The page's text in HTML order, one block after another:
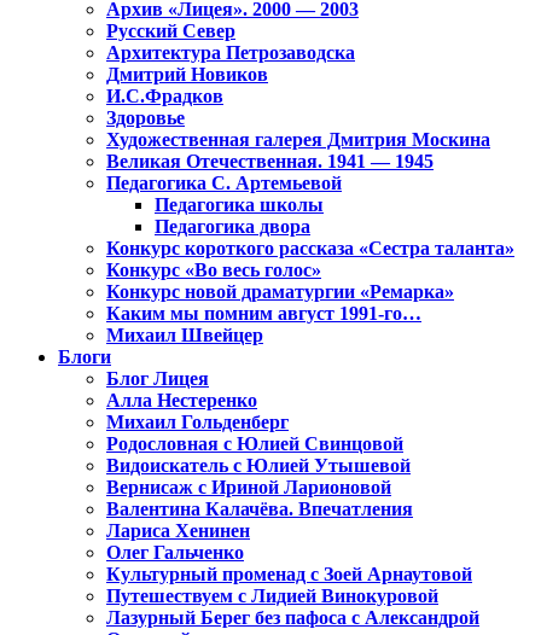
Архив «Лицея». 2000 — 2003
Русский Север
Архитектура Петрозаводска
Дмитрий Новиков
И.С.Фрадков
Здоровье
Художественная галерея Дмитрия Москина
Великая Отечественная. 1941 — 1945
Педагогика С. Артемьевой
Педагогика школы
Педагогика двора
Конкурс короткого рассказа «Сестра таланта»
Конкурс «Во весь голос»
Конкурс новой драматургии «Ремарка»
Каким мы помним август 1991-го…
Михаил Швейцер
Блоги
Блог Лицея
Алла Нестеренко
Михаил Гольденберг
Родословная с Юлией Свинцовой
Видоискатель с Юлией Утышевой
Вернисаж с Ириной Ларионовой
Валентина Калачёва. Впечатления
Лариса Хенинен
Олег Гальченко
Культурный променад с Зоей Арнаутовой
Путешествуем с Лидией Винокуровой
Лазурный Берег без пафоса с Александрой